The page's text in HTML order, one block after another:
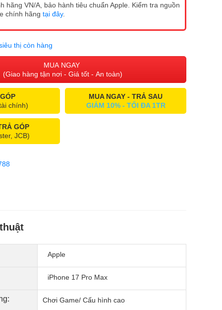
hãng VN/A, bảo hành tiêu chuẩn Apple. Kiểm tra nguồn
chính hãng tại đây.
thị còn hàng
MUA NGAY
(Giao hàng tận nơi - Giá tốt - An toàn)
chính)
MUA NGAY - TRẢ SAU
GIẢM 10% - TỐI ĐA 1TR
GÓP
JCB)
Apple
iPhone 17 Pro Max
Chơi Game/ Cấu hình cao